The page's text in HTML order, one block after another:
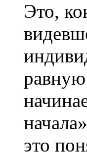
Это,
равную
это